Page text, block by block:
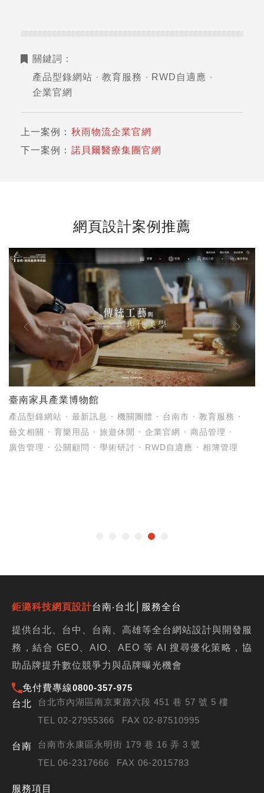
關鍵詞：
產品型錄網站
教育服務
RWD自適應
企業官網
上一案例： 秋雨物流企業官網
下一案例： 諾貝爾醫療集團官網
網頁設計案例推薦
臺南家具產業博物館
產品型錄網站 最新訊息 機關團體 台南市
教育服務
藝文相關
育樂用品 旅遊休閒 企業官網
商品管理
廣告管理
公關顧問 學術研討 RWD自適應 相簿管理
鉅潞科技網頁設計台南‧台北│服務全台
提供台北、台中、台南、高雄等全台網站設計與開發服
務，結合 GEO、AIO、AEO 等 AI 搜尋優化策略，協
助品牌提升數位競爭力與品牌曝光機會
免付費專線0800-357-975
台北
台北市內湖區南京東路六段 451 巷 57 號 5 樓
TEL 02-27955366
FAX 02-87510995
台南
台南市永康區永明街 179 巷 16 弄 3 號
TEL 06-2317666
FAX 06-2015783
服務項目